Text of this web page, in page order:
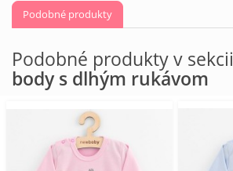
Podobné produkty
Podobné produkty v sekcii
body s dlhým rukávom